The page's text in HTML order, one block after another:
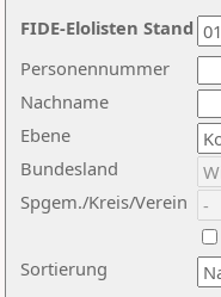
Nachname
Ebene
Sortierung
Personennummer
Bundesland
Spgem./Kreis/Verein
FIDE-Elolisten Stand